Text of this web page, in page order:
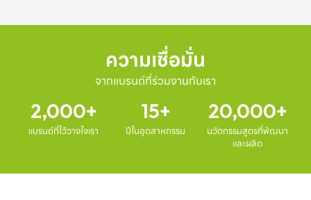
ความเชื่อมั่น
จากแบรนด์ที่ร่วมงานกับเรา
2,000
แบรนด์ที่ไว้วางใจเรา
15
ปีในอุตสาหกรรม
20,000
นวัตกรรมสูตรที่พัฒนา
และผลิต